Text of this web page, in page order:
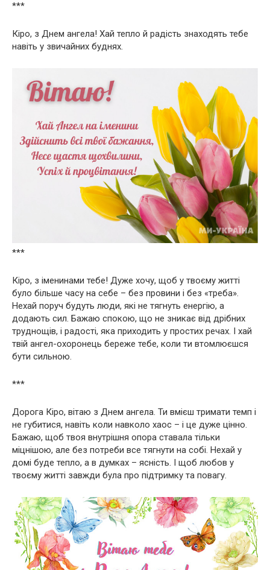
***
Кіро, з Днем ангела! Хай тепло й радість знаходять тебе
навіть у звичайних буднях.
***
Кіро, з іменинами тебе! Дуже хочу, щоб у твоєму житті
було більше часу на себе – без провини і без «треба».
Нехай поруч будуть люди, які не тягнуть енергію, а
додають сил. Бажаю спокою, що не зникає від дрібних
труднощів, і радості, яка приходить у простих речах. І хай
твій ангел-охоронець береже тебе, коли ти втомлюєшся
бути сильною.
***
Дорога Кіро, вітаю з Днем ангела. Ти вмієш тримати темп і
не губитися, навіть коли навколо хаос – і це дуже цінно.
Бажаю, щоб твоя внутрішня опора ставала тільки
міцнішою, але без потреби все тягнути на собі. Нехай у
домі буде тепло, а в думках – ясність. І щоб любов у
твоєму житті завжди була про підтримку та повагу.